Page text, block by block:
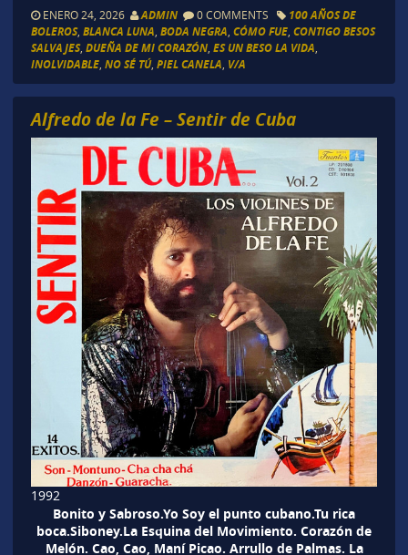
ENERO 24, 2026 ADMIN 0 COMMENTS
100 AÑOS DE
BOLEROS, BLANCA LUNA BODA NEGRA CÓMO FUE, CONTIGO BESOS
SALVAJES, DUEÑA DE MI CORAZÓN, ES UN BESO LA VIDA
INOLVIDABLE, NO SÉ TÚ, PIEL CANELA V/A
Alfredo de la Fe – Sentir de Cuba
1992
Bonito y Sabroso.Yo Soy el punto cubano.Tu rica
boca.Siboney.La Esquina del Movimiento. Corazón de
Melón. Cao, Cao, Maní Picao. Arrullo de Palmas. La